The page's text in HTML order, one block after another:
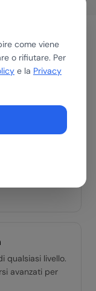
come viene
o rifiutare. Per
e la Privacy
l'AI può
qualsiasi livello.
avanzati per